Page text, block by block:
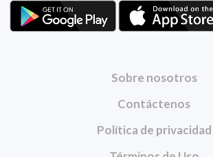
Sobre nosotros
Contáctenos
Política de privacidad